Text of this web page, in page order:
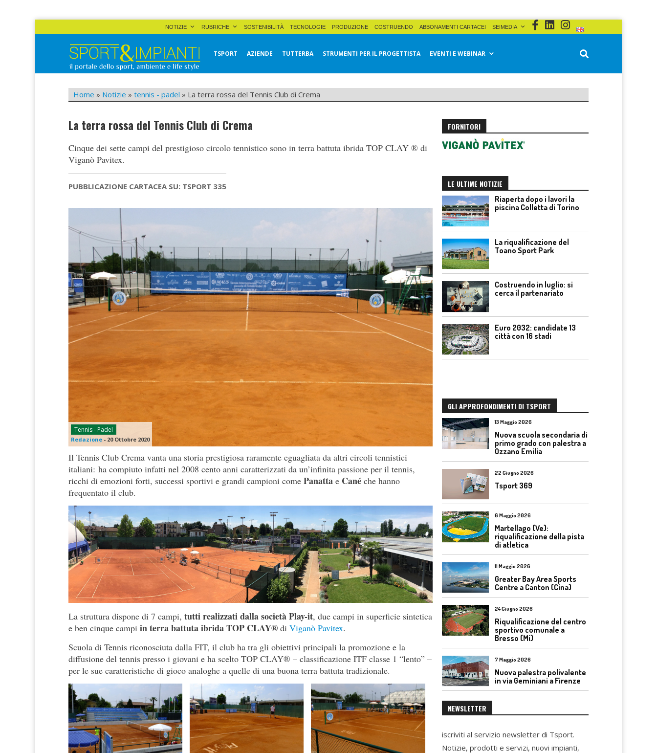
NOTIZIE RUBRICHE SOSTENIBILITÀ TECNOLOGIE PRODUZIONE COSTRUENDO ABBONAMENTI CARTACEI SEIMEDIA
Sport&Impianti
TSPORT AZIENDE TUTTERBA STRUMENTI PER IL PROGETTISTA EVENTI E WEBINAR
Home » Notizie » tennis - padel » La terra rossa del Tennis Club di Crema
La terra rossa del Tennis Club di Crema
Cinque dei sette campi del prestigioso circolo tennistico sono in terra battuta ibrida TOP CLAY ® di
Viganò Pavitex.
PUBBLICAZIONE CARTACEA SU: TSPORT 335
Tennis - Padel
Redazione - 20 Ottobre 2020
Il Tennis Club Crema vanta una storia prestigiosa raramente eguagliata da altri circoli tennistici
italiani: ha compiuto infatti nel 2008 cento anni caratterizzati da un’infinita passione per il tennis,
ricchi di emozioni forti, successi sportivi e grandi campioni come Panatta e Cané che hanno
frequentato il club.
La struttura dispone di 7 campi, tutti realizzati dalla società Play-it, due campi in superficie sintetica
e ben cinque campi in terra battuta ibrida TOP CLAY® di Viganò Pavitex.
Scuola di Tennis riconosciuta dalla FIT, il club ha tra gli obiettivi principali la promozione e la
diffusione del tennis presso i giovani e ha scelto TOP CLAY® – classificazione ITF classe 1 “lento” –
per le sue caratteristiche di gioco analoghe a quelle di una buona terra battuta tradizionale.
FORNITORI
LE ULTIME NOTIZIE
Riaperta dopo i lavori la
piscina Colletta di Torino
La riqualificazione del
Toano Sport Park
Costruendo in luglio: si
cerca il partenariato
Euro 2032: candidate 13
città con 16 stadi
GLI APPROFONDIMENTI DI TSPORT
13 Maggio 2026
Nuova scuola secondaria di
primo grado con palestra a
Ozzano Emilia
22 Giugno 2026
Tsport 369
6 Maggio 2026
Martellago (Ve):
riqualificazione della pista
di atletica
11 Maggio 2026
Greater Bay Area Sports
Centre a Canton (Cina)
24 Giugno 2026
Riqualificazione del centro
sportivo comunale a
Bresso (Mi)
7 Maggio 2026
Nuova palestra polivalente
in via Geminiani a Firenze
NEWSLETTER
iscriviti al servizio newsletter di Tsport.
Notizie, prodotti e servizi, nuovi impianti,